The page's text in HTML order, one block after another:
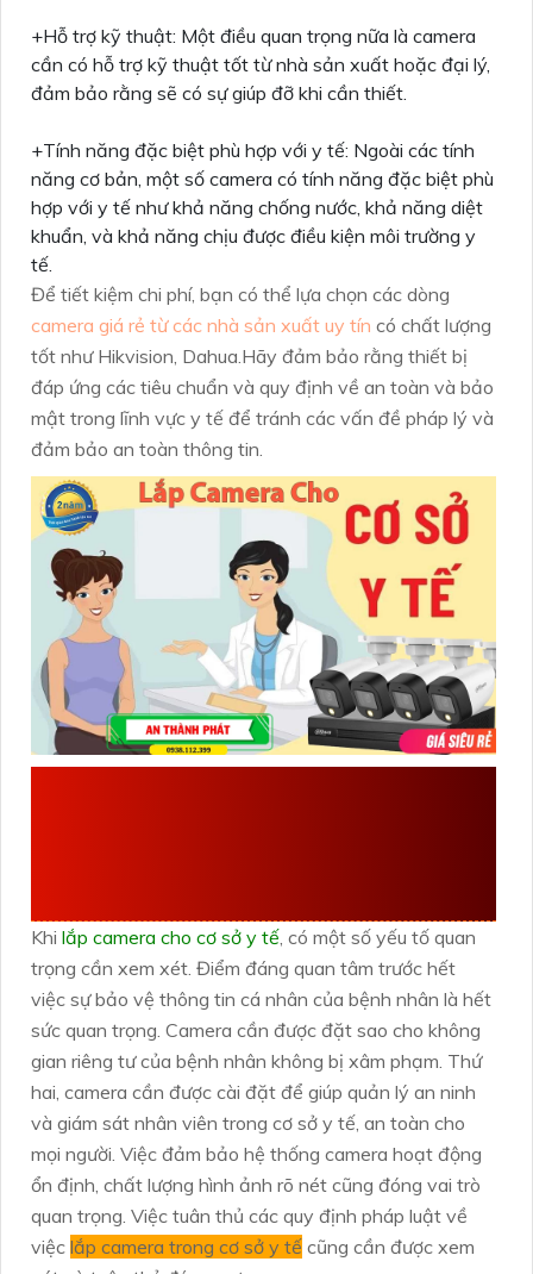
+Hỗ trợ kỹ thuật: Một điều quan trọng nữa là camera
cần có hỗ trợ kỹ thuật tốt từ nhà sản xuất hoặc đại lý,
đảm bảo rằng sẽ có sự giúp đỡ khi cần thiết.
+Tính năng đặc biệt phù hợp với y tế: Ngoài các tính
năng cơ bản, một số camera có tính năng đặc biệt phù
hợp với y tế như khả năng chống nước, khả năng diệt
khuẩn, và khả năng chịu được điều kiện môi trường y
tế.
Để tiết kiệm chi phí, bạn có thể lựa chọn các dòng
camera giá rẻ từ các nhà sản xuất uy tín có chất lượng
tốt như Hikvision, Dahua.Hãy đảm bảo rằng thiết bị
đáp ứng các tiêu chuẩn và quy định về an toàn và bảo
mật trong lĩnh vực y tế để tránh các vấn đề pháp lý và
đảm bảo an toàn thông tin.
Khi lắp camera cho cơ sở y tế, có một số yếu tố quan
trọng cần xem xét. Điểm đáng quan tâm trước hết
việc sự bảo vệ thông tin cá nhân của bệnh nhân là hết
sức quan trọng. Camera cần được đặt sao cho không
gian riêng tư của bệnh nhân không bị xâm phạm. Thứ
hai, camera cần được cài đặt để giúp quản lý an ninh
và giám sát nhân viên trong cơ sở y tế, an toàn cho
mọi người. Việc đảm bảo hệ thống camera hoạt động
ổn định, chất lượng hình ảnh rõ nét cũng đóng vai trò
quan trọng. Việc tuân thủ các quy định pháp luật về
việc lắp camera trong cơ sở y tế cũng cần được xem